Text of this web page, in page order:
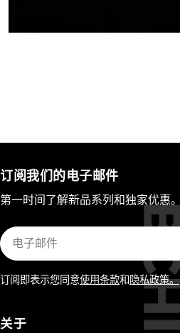
订阅我们的电子邮件
第一时间了解新品系列和独家优惠。
电
子
邮
订阅即表示您同意使用条款和隐私政策。
关于